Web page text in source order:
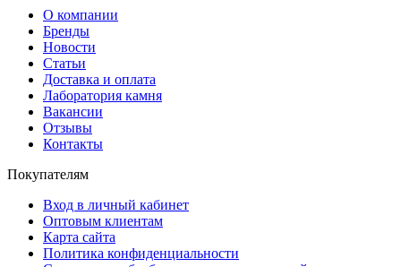
О компании
Бренды
Новости
Статьи
Доставка и оплата
Лаборатория камня
Вакансии
Отзывы
Контакты
Покупателям
Вход в личный кабинет
Оптовым клиентам
Карта сайта
Политика конфиденциальности